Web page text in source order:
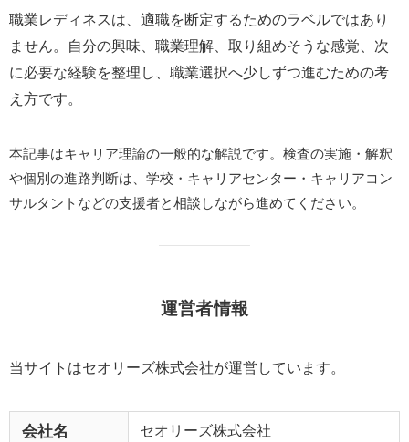
職業レディネスは、適職を断定するためのラベルではあり
ません。自分の興味、職業理解、取り組めそうな感覚、次
に必要な経験を整理し、職業選択へ少しずつ進むための考
え方です。
本記事はキャリア理論の一般的な解説です。検査の実施・解釈
や個別の進路判断は、学校・キャリアセンター・キャリアコン
サルタントなどの支援者と相談しながら進めてください。
運営者情報
当サイトはセオリーズ株式会社が運営しています。
会社名 セオリーズ株式会社